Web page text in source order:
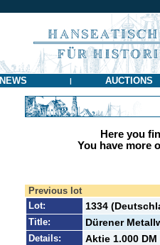
NEWS | AUCTIONS
Here you
You have more
Previous lot
Lot:
1334
Title: Dürener
Details: Aktie 1.000